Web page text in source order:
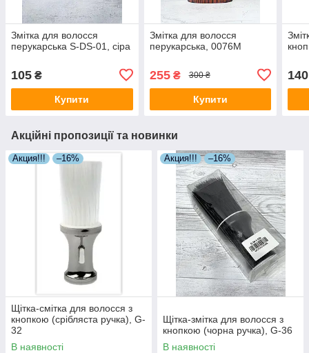
Змітка для волосся
перукарська S-DS-01, сіра
105 ₴
Купити
Змітка для волосся
перукарська, 0076M
255₴ 300 ₴
Купити
140
Акційні пропозиції та новинки
Акция!!! –16%
Щітка-смітка для волосся з
кнопкою (срібляста ручка), G-
32
В наявності
Акция!!! –16%
Щітка-змітка для волосся з
кнопкою (чорна ручка), G-36
В наявності